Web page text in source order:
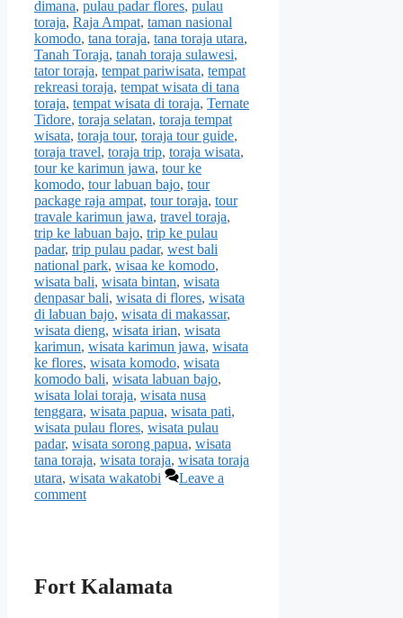
dimana, pulau padar flores, pulau
toraja, Raja Ampat, taman nasional
komodo, tana toraja, tana toraja utara,
Tanah Toraja, tanah toraja sulawesi,
tator toraja, tempat pariwisata, tempat
rekreasi toraja, tempat wisata di tana
toraja, tempat wisata di toraja, Ternate
Tidore, toraja selatan, toraja tempat
wisata, toraja tour, toraja tour guide,
toraja travel, toraja trip, toraja wisata,
tour ke karimun jawa, tour ke
komodo, tour labuan bajo, tour
package raja ampat, tour toraja, tour
travale karimun jawa, travel toraja,
trip ke labuan bajo, trip ke pulau
padar, trip pulau padar, west bali
national park, wisaa ke komodo,
wisata bali, wisata bintan, wisata
denpasar bali, wisata di flores, wisata
di labuan bajo, wisata di makassar,
wisata dieng, wisata irian, wisata
karimun, wisata karimun jawa, wisata
ke flores, wisata komodo, wisata
komodo bali, wisata labuan bajo,
wisata lolai toraja, wisata nusa
tenggara, wisata papua, wisata pati,
wisata pulau flores, wisata pulau
padar, wisata sorong papua, wisata
tana toraja, wisata toraja, wisata toraja
utara, wisata wakatobi
Leave a
comment
Fort Kalamata